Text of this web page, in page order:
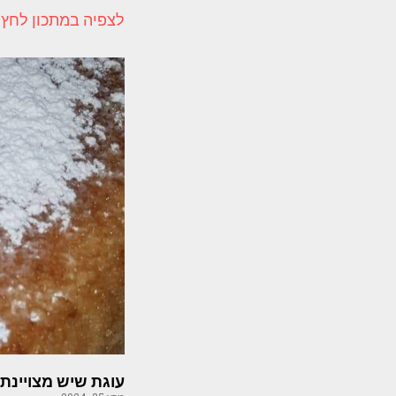
לצפיה במתכון
עוגת שיש מצויינת